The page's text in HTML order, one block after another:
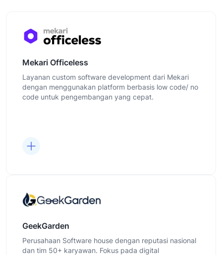
Mekari Officeless
Layanan custom software development dari Mekari
dengan menggunakan platform berbasis low code/ no
code untuk pengembangan yang cepat.
GeekGarden
Perusahaan Software house dengan reputasi nasional
dan tim 50+ karyawan. Fokus pada digital